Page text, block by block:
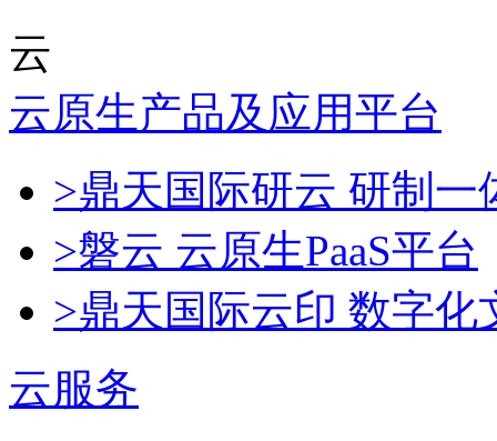
云
云原生产品及应用平台
>鼎天国际研云 研制
>磐云 云原生PaaS平台
>鼎天国际云印 数字化
云服务